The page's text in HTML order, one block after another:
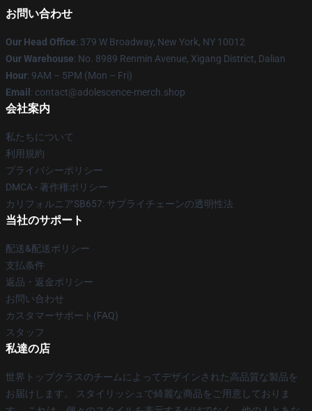
お問い合わせ
Our Head Office: 379 W Broadway, New York, NY 10012
Our Warehouse: No. 8989 Renmin Avenue, Xigang District, Dalian
Hour: 9AM – 5PM (Mon – Fri)
Email : contact@adolescence-merch.shop
会社案内
私たちについて
利用規約
プライバシーポリシー
DMCA - 著作権ポリシー
カリフォルニアSB657: サプライチェーンの透明性法
当社のサポート
配送&配送ポリシー
支払条件
返品・返金ポリシー
お問い合わせ
カスタマーサポート(FAQ)
スタッフ
私達の店
世界トップクラスのチームによってデザインされた高品質な製品を
お届けします。 スタイリッシュで綺麗な商品をご用意しておりま